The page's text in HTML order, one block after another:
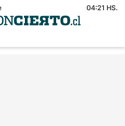
04:21 HS.